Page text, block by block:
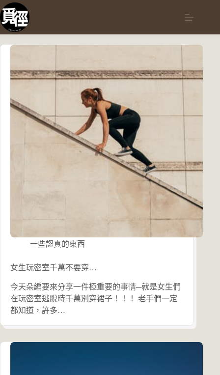
跳
至
主
一些認真的東西
女生玩密室千萬不要穿…
今天朵編要來分享一件極重要的事情─就是女生們
在玩密室逃脫時千萬別穿裙子！！！ 老手們一定
都知道，許多…